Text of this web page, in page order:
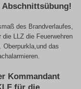
Abschnittsübung!
des Brandverlaufes,
LLZ die Feuerwehren
Oberpurkla,und das
Kommandant
für die